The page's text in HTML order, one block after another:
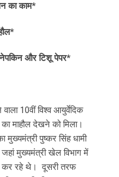
का काम*
और टिशू पेपर*
10वीं विश्व आयुर्वेदिक
माहौल देखने को मिला।
मुख्यमंत्री पुष्कर सिंह धामी
मुख्यमंत्री खेल विभाग में
कर रहे थे। दूसरी तरफ